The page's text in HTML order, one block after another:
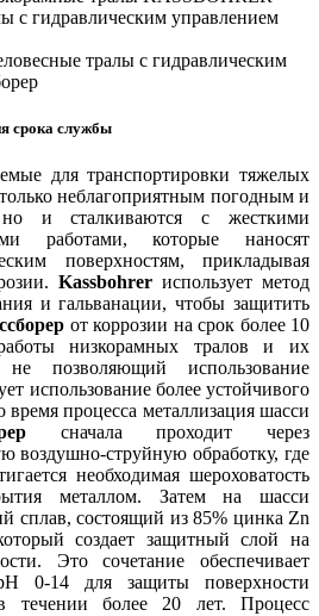
с гидравлическим управлением
тралы с гидравлическим
срока службы
для транспортировки тяжелых
неблагоприятным погодным и
и сталкиваются с жесткими
работами, которые наносят
поверхностям, прикладывая
Kassbohrer использует метод
и гальванации, чтобы защитить
от коррозии на срок более 10
низкорамных тралов и их
позволяющий использование
использование более устойчивого
время процесса металлизация шасси
сначала проходит через
воздушно-струйную обработку, где
необходимая шероховатость
металлом. Затем на шасси
сплав, состоящий из 85% цинка Zn
создает защитный слой на
Это сочетание обеспечивает
0-14 для защиты поверхности
течении более 20 лет. Процесс